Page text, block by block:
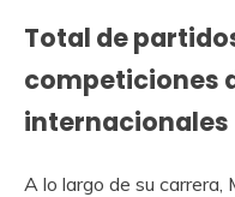
Total de
competiciones
internacionales
A lo largo de su carrera,